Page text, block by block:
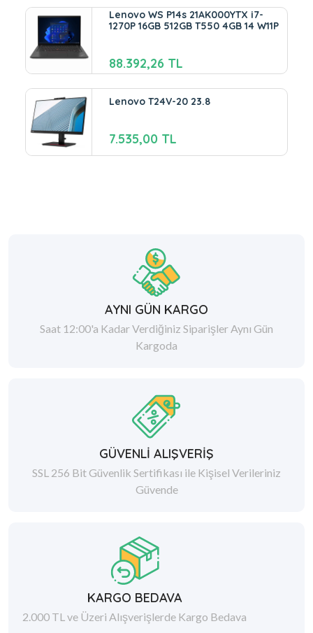
Lenovo WS P14s 21AK000YTX i7-
1270P 16GB 512GB T550 4GB 14 W11P
88.392,26 TL
Lenovo T24V-20 23.8
7.535,00 TL
AYNI GÜN KARGO
Saat 12:00'a Kadar Verdiğiniz Siparişler Aynı Gün
Kargoda
GÜVENLİ ALIŞVERİŞ
SSL 256 Bit Güvenlik Sertifikası ile Kişisel Verileriniz
Güvende
KARGO BEDAVA
2.000 TL ve Üzeri Alışverişlerde Kargo Bedava